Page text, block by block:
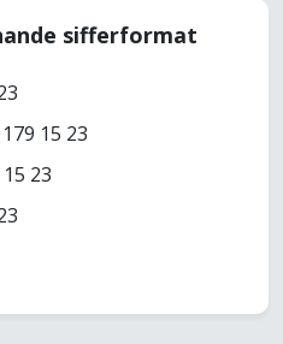
sifferformat
15 23
23